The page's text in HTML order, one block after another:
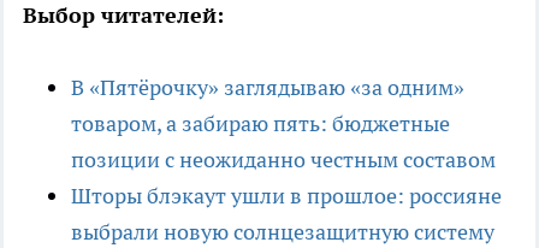
Выбор читателей:
В «Пятёрочку» заглядываю «за одним»
товаром, а забираю пять: бюджетные
позиции с неожиданно честным составом
Шторы блэкаут ушли в прошлое: россияне
выбрали новую солнцезащитную систему